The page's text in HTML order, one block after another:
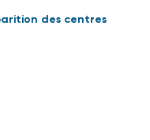
des centres